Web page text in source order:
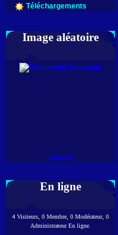
Téléchargements
Image aléatoire
Galerie
En ligne
4 Visiteurs, 0 Membre, 0 Modérateur, 0
Administrateur En ligne.